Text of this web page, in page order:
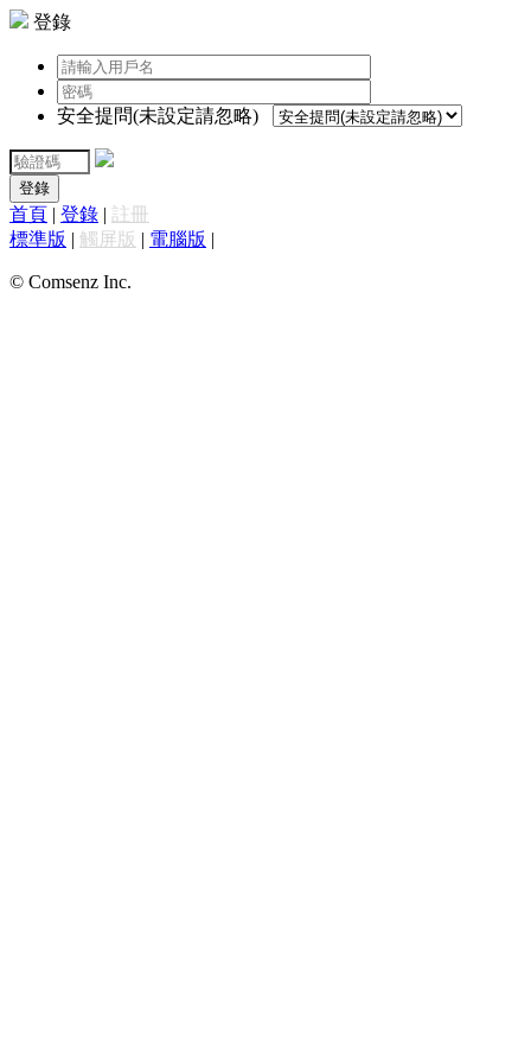
登錄
安全提問(未設定請忽略)
登錄
首頁 | 登錄 | 註冊
標準版 | 觸屏版 | 電腦版 |
© Comsenz Inc.